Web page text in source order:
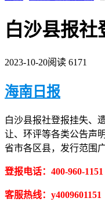
白沙县报社
2023-10-20阅读 6171
海南日报
白沙县报社登报挂失、
让、环评等各类公告声
省市各区县，发行范围
登报电话：400-960-1151
客服热线：y4009601151